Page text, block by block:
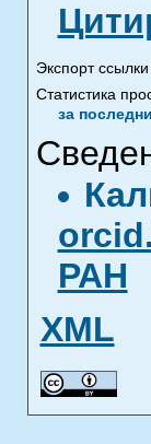
Экспорт
Статистика
за
РАН
XML